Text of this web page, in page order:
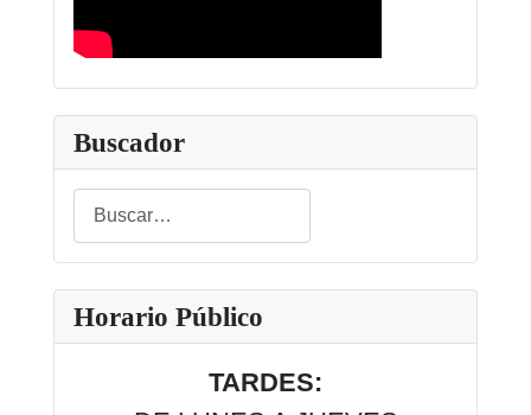
Buscador
Buscar
Type 2 or more characters for results.
Horario Público
TARDES: